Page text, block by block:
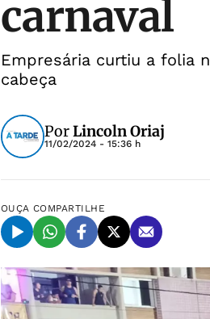
carnaval
Empresária curtiu a folia
cabeça
PorLincoln Oriaj
11/02/2024 - 15:36 h
OUÇA COMPARTILHE